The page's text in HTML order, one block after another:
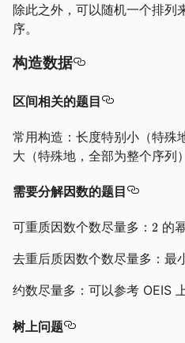
除此之外，可以随机一个排列
序。
构造数据
区间相关的题目
常用构造：长度特别小（特殊
大（特殊地，全部为整个序列
需要分解因数的题目
可重质因数个数尽量多：
的幂
去重后质因数个数尽量多：最
约数尽量多：可以参考 OEIS
树上问题